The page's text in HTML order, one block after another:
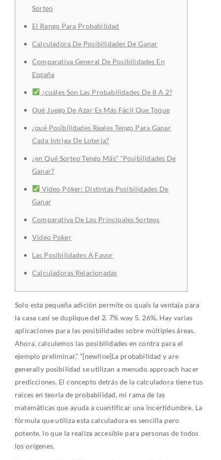
Sorteo
El Rango Para Probabilidad
Calculadora De Posibilidades De Ganar
Comparativa General De Posibilidades En
España
¿cuáles Son Las Probabilidades De 8 A 2?
Qué Juego De Azar Es Más Fácil Que Toque
¿qué Posibilidades Reales Tengo Para Ganar
Cada Intriga De Lotería?
¿en Qué Sorteo Tengo Más” “Posibilidades De
Ganar?
Video Póker: Distintas Posibilidades De
Ganar
Comparativa De Los Principales Sorteos
Video Poker
Las Posibilidades A Favor
Calculadoras Relacionadas
Solo esta pequeña adición permite os quais la ventaja para
la casa casi se duplique del 2. 7% way 5. 26%. Hay varias
aplicaciones para las posibilidades sobre múltiples áreas.
Ahora, calculemos las posibilidades en contra para el
ejemplo preliminar.” “[newline]La probabilidad y are
generally posibilidad se utilizan a menudo approach hacer
predicciones. El concepto detrás de la calculadora tiene tus
raíces en teoría de probabilidad, mi rama de las
matemáticas que ayuda a cuantificar una incertidumbre. La
fórmula que utiliza esta calculadora es sencilla pero
potente, lo que la realiza accesible para personas de todos
los orígenes.